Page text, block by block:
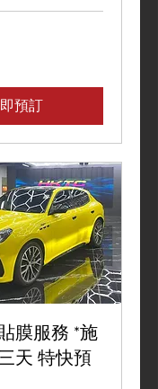
預訂
膜服務 *施
天 特快預